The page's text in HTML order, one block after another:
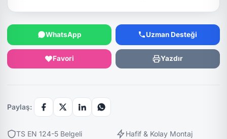
WhatsApp Uzman Desteği
Favori Yazdır
Paylaş:
TS EN 124-5 Belgeli
Hafif & Kolay Montaj